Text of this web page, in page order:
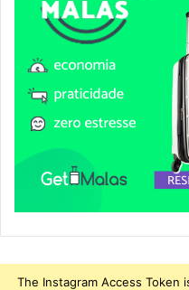
The Instagram Access Token